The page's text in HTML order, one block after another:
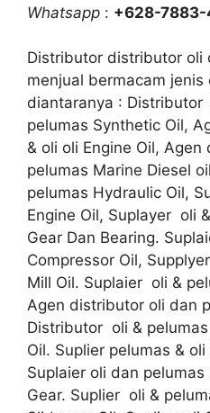
Whatsapp : +628-
Distributor distributor oli
menjual bermacam
diantaranya : Distributor
pelumas Synthetic Oil,
& oli oli Engine Oil,
pelumas Marine Diesel
pelumas Hydraulic Oil,
Engine Oil, Suplayer oli
Gear Dan Bearing.
Compressor Oil,
Mill Oil. Suplaier oli &
Agen distributor oli dan
Distributor oli &
Oil. Suplier pelumas &
Suplaier oli dan
Gear. Suplier oli &